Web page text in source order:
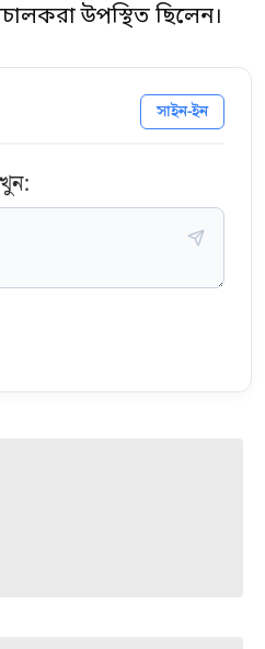
উপস্থিত ছিলেন।
সাইন-ইন